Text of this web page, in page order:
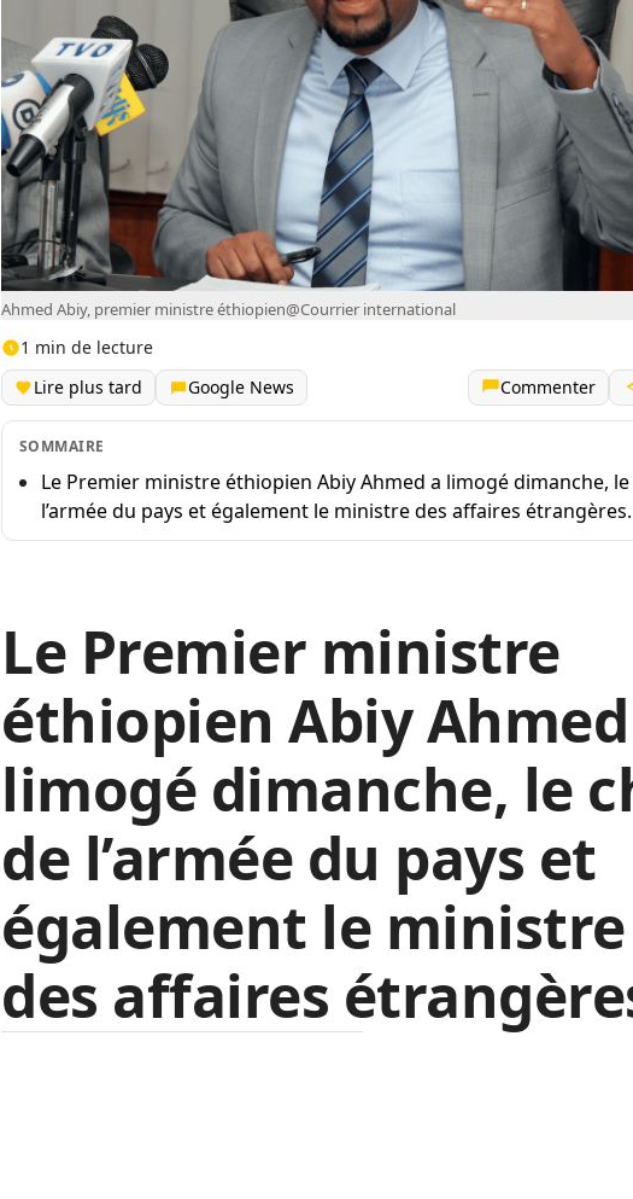
Ahmed Abiy, premier ministre éthiopien@Courrier international
1 min de lecture
Lire plus tard
Google News Commenter
SOMMAIRE
Le Premier ministre éthiopien Abiy Ahmed a limogé dimanche,
l’armée du pays et également le ministre des affaires étrangères.
Le Premier ministre
éthiopien Abiy
limogé dimanche, le
de l’armée du pays et
également le ministre
des affaires